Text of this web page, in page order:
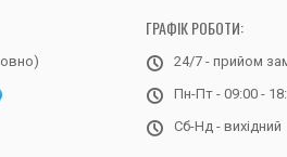
ГРАФІК РОБОТИ:
24/7 - прийом
Пн-Пт - 09:00 -
Сб-Нд - вихідний